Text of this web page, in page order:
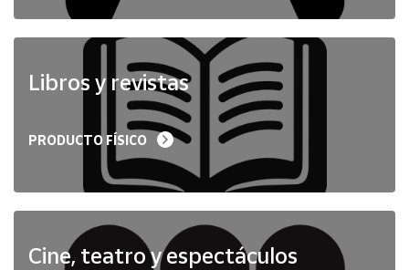
Baleares
Melilla
Libros y revistas
PRODUCTO FÍSICO
Cine, teatro y espectáculos